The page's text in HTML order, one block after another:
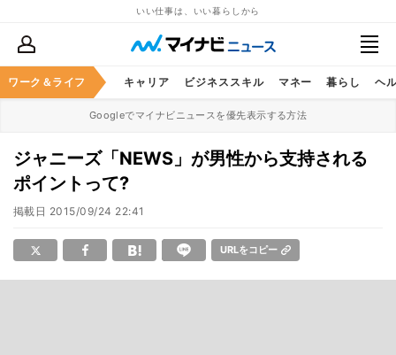
いい仕事は、いい暮らしから
ワーク＆ライフ キャリア ビジネススキル マネー 暮らし ヘ
Googleでマイナビニュースを優先表示する方法
ジャニーズ「NEWS」が男性から支持される
ポイントって?
掲載日 2015/09/24 22:41
URLをコピー